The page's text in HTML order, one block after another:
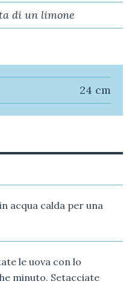
di un limone
24 cm
acqua calda per una
le uova con lo
minuto. Setacciate